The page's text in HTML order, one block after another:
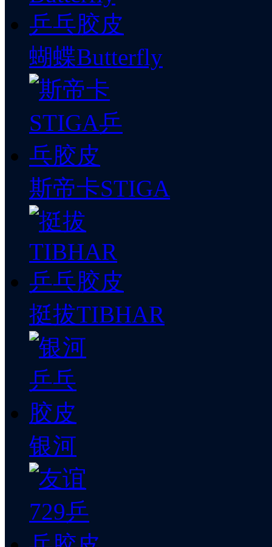
蝴蝶Butterfly
斯帝卡STIGA
挺拔TIBHAR
银河